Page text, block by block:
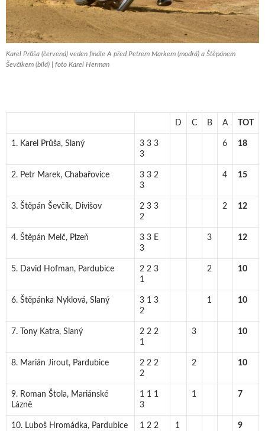
Karel Průša (červená) veden finále A před Petrem Markem (modrá) a Štěpánem
Ševčíkem (bílá) | foto Karel Herman
D C B A TOT
1. Karel Průša, Slaný
3 3 3
3
6 18
2. Petr Marek, Chabařovice
3 3 2
3
4 15
3. Štěpán Ševčík, Divišov
2 3 3
2
2 12
4. Štěpán Melč, Plzeň
3 3 E
3
3 12
5. David Hofman, Pardubice
2 2 3
1
2 10
6. Štěpánka Nyklová, Slaný
3 1 3
2
1 10
7. Tony Katra, Slaný
2 2 2
1
3 10
8. Marián Jirout, Pardubice
2 2 2
2
2 10
9. Roman Štola, Mariánské
Lázně
1 1 1
3
1 7
10. Luboš Hromádka, Pardubice
1 2 2
1 9